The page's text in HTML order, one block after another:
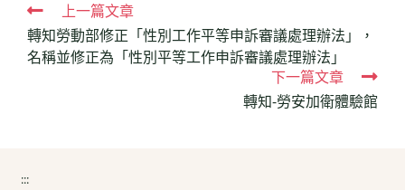
Read
more
articles
上一篇文章
轉知勞動部修正「性別工作平等申訴審議處理辦法」，
名稱並修正為「性別平等工作申訴審議處理辦法」
下一篇文章
轉知-勞安加衛體驗館
:::